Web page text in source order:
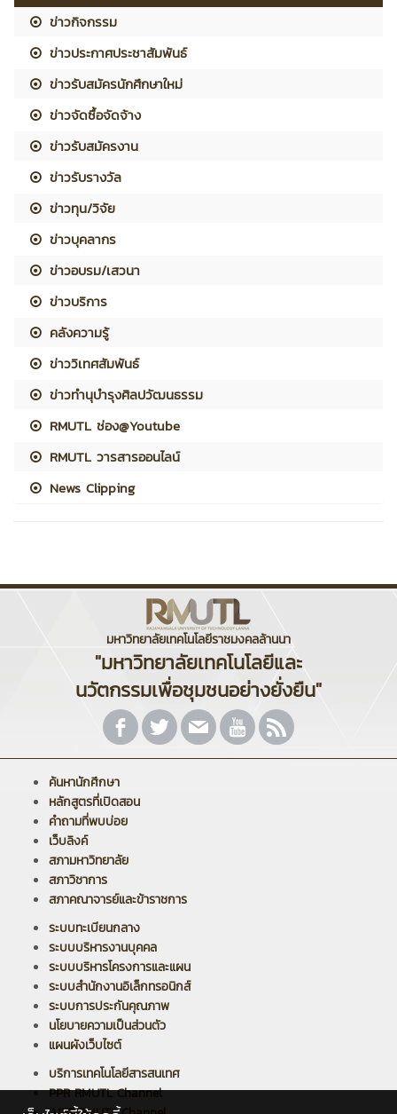
ข่าวกิจกรรม
ข่าวประกาศประชาสัมพันธ์
ข่าวรับสมัครนักศึกษาใหม่
ข่าวจัดซื้อจัดจ้าง
ข่าวรับสมัครงาน
ข่าวรับรางวัล
ข่าวทุน/วิจัย
ข่าวบุคลากร
ข่าวอบรม/เสวนา
ข่าวบริการ
คลังความรู้
ข่าววิเทศสัมพันธ์
ข่าวทำนุบำรุงศิลปวัฒนธรรม
RMUTL ช่อง@Youtube
RMUTL วารสารออนไลน์
News Clipping
มหาวิทยาลัยเทคโนโลยีราชมงคลล้านนา
"มหาวิทยาลัยเทคโนโลยีและ
นวัตกรรมเพื่อชุมชนอย่างยั่งยืน"
ค้นหานักศึกษา
หลักสูตรที่เปิดสอน
คำถามที่พบบ่อย
เว็บลิงค์
สภามหาวิทยาลัย
สภาวิชาการ
สภาคณาจารย์และข้าราชการ
ระบบทะเบียนกลาง
ระบบบริหารงานบุคคล
ระบบบริหารโครงการและแผน
ระบบสำนักงานอิเล็กทรอนิกส์
ระบบการประกันคุณภาพ
นโยบายความเป็นส่วนตัว
แผนผังเว็บไซต์
บริการเทคโนโลยีสารสนเทศ
PPR RMUTL Channel